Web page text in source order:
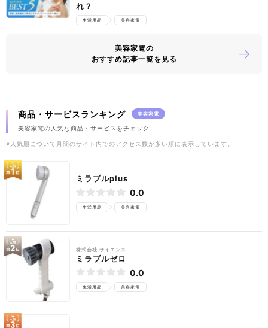
れ？
生活用品 美容家電
美容家電の
おすすめ記事一覧を見る
商品・サービスランキング 美容家電
美容家電の人気な商品・サービスをチェック
※人気順について月間のサイト内でのアクセス数が多い順に表示しています。
ミラブルplus
0.0
生活用品 美容家電
株式会社 サイエンス
ミラブルゼロ
0.0
生活用品 美容家電